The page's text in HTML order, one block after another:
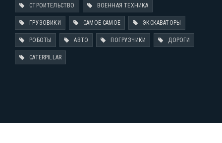
СТРОИТЕЛЬСТВО ВОЕННАЯ ТЕХНИКА
ГРУЗОВИКИ САМОЕ-САМОЕ ЭКСКАВАТОРЫ
РОБОТЫ АВТО ПОГРУЗЧИКИ ДОРОГИ
CATERPILLAR